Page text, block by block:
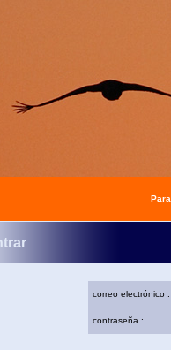
correo electrónico :
contraseña :